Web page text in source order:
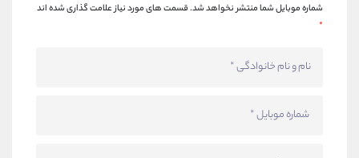
شماره موبایل شما منتشر نخواهد شد.قسمت های مورد نیاز علامت گذاری شده اند
*